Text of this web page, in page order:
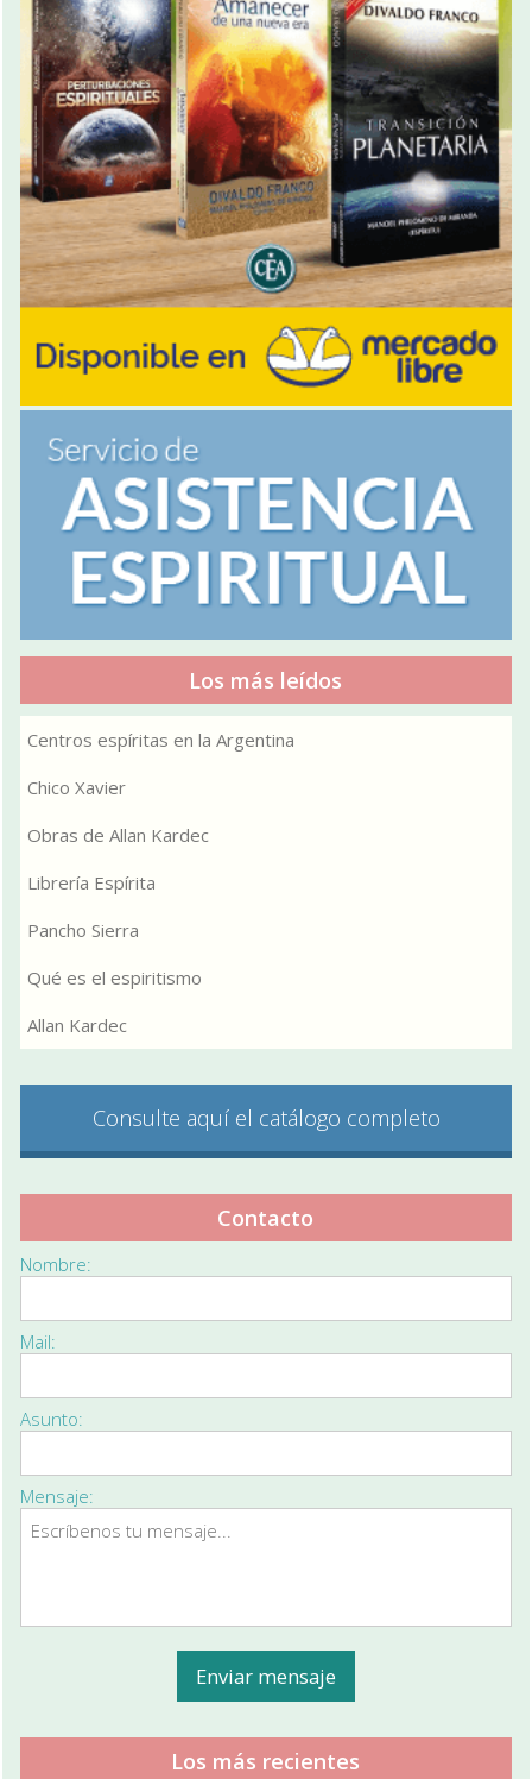
Los más leídos
Centros espíritas en la Argentina
Chico Xavier
Obras de Allan Kardec
Librería Espírita
Pancho Sierra
Qué es el espiritismo
Allan Kardec
Consulte aquí el catálogo completo
Contacto
Nombre:
Mail:
Asunto:
Mensaje:
Los más recientes